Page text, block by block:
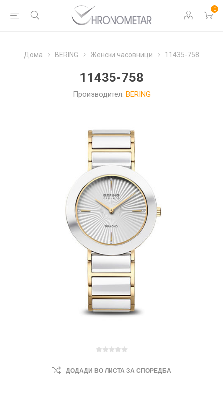
0
Дома BERING Женски часовници 11435-758
11435-758
Производител: BERING
ДОДАДИ ВО ЛИСТА ЗА СПОРЕДБА